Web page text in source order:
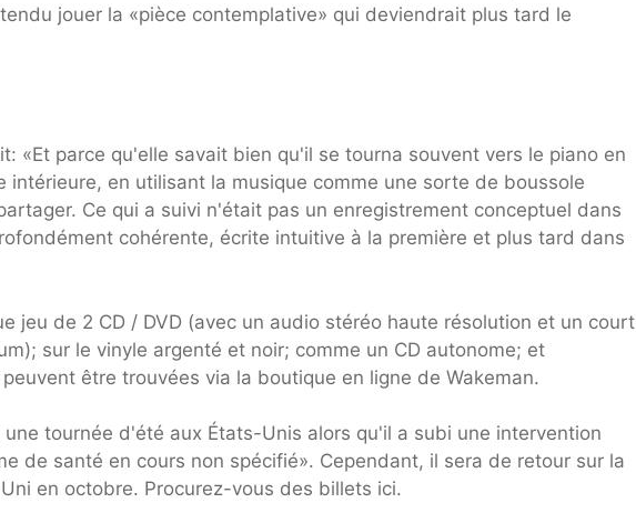
jouer la «pièce contemplative» qui deviendrait plus tard le
«Et parce qu'elle savait bien qu'il se tourna souvent vers le piano en
en utilisant la musique comme une sorte de boussole
Ce qui a suivi n'était pas un enregistrement conceptuel dans
cohérente, écrite intuitive à la première et plus tard dans
jeu de 2 CD / DVD (avec un audio stéréo haute résolution et un court
sur le vinyle argenté et noir; comme un CD autonome; et
être trouvées via la boutique en ligne de Wakeman.
tournée d'été aux États-Unis alors qu'il a subi une intervention
de santé en cours non spécifié». Cependant, il sera de retour sur la
en octobre. Procurez-vous des billets ici.